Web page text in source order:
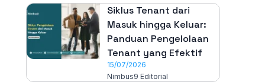
Siklus Tenant dari
Masuk hingga Keluar:
Panduan Pengelolaan
Tenant yang Efektif
15/07/2026
Nimbus9 Editorial